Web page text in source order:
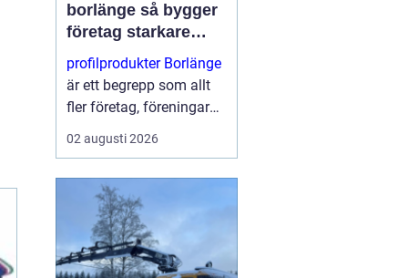
borlänge så bygger
företag starkare
varumärke i
vardagen
profilprodukter Borlänge
är ett begrepp som allt
fler företag, föreningar
och offentliga
verksamheter har fått
konkurrensen ökar blir
varje möte med kunden
viktigt...
02 augusti 2026